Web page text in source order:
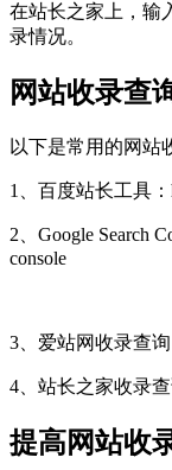
在站长之家上，输
录情况。
网站收录查
以下是常用的网站
1、百度站长工具：
2、Google Search
console
3、爱站网收录查询
4、站长之家收录查
提高网站收